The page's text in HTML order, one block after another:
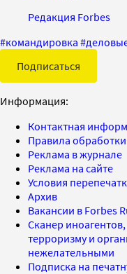
Редакция Forbes
#командировка #
Подписаться
Информация:
Контактная
Правила обработки
Реклама в журнале
Реклама на сайте
Условия
Архив
Вакансии в Forbes
Сканер
терроризму и
нежелательными
Подписка на